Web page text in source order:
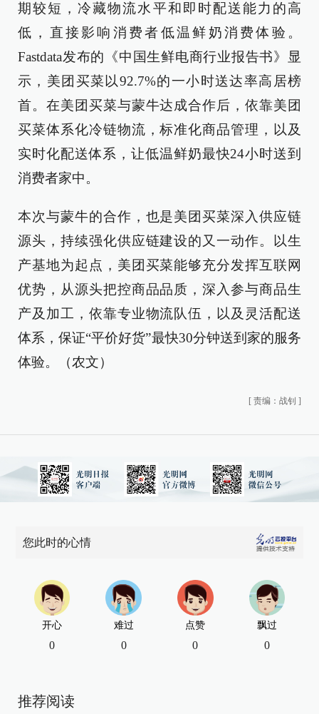
期较短，冷藏物流水平和即时配送能力的高
低，直接影响消费者低温鲜奶消费体验。
Fastdata发布的《中国生鲜电商行业报告书》显
示，美团买菜以92.7%的一小时送达率高居榜
首。在美团买菜与蒙牛达成合作后，依靠美团
买菜体系化冷链物流，标准化商品管理，以及
实时化配送体系，让低温鲜奶最快24小时送到
消费者家中。
本次与蒙牛的合作，也是美团买菜深入供应链
源头，持续强化供应链建设的又一动作。以生
产基地为起点，美团买菜能够充分发挥互联网
优势，从源头把控商品品质，深入参与商品生
产及加工，依靠专业物流队伍，以及灵活配送
体系，保证“平价好货”最快30分钟送到家的服务
体验。（农文）
[ 责编：战钊 ]
您此时的心情
开心
0
难过
0
点赞
0
飘过
0
推荐阅读